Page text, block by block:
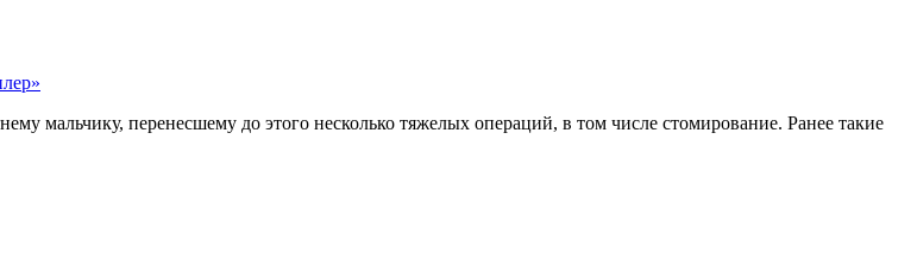
перенесшему до этого несколько тяжелых операций, в том числе стомирование. Ранее такие